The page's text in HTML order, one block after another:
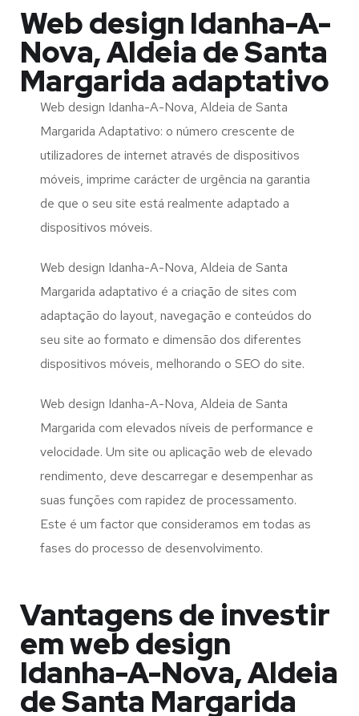
Web design Idanha-A-
Nova, Aldeia de Santa
Margarida adaptativo
Web design Idanha-A-Nova, Aldeia de Santa
Margarida Adaptativo: o número crescente de
utilizadores de internet através de dispositivos
móveis, imprime carácter de urgência na garantia
de que o seu site está realmente adaptado a
dispositivos móveis.
Web design Idanha-A-Nova, Aldeia de Santa
Margarida adaptativo é a criação de sites com
adaptação do layout, navegação e conteúdos do
seu site ao formato e dimensão dos diferentes
dispositivos móveis, melhorando o SEO do site.
Web design Idanha-A-Nova, Aldeia de Santa
Margarida com elevados níveis de performance e
velocidade. Um site ou aplicação web de elevado
rendimento, deve descarregar e desempenhar as
suas funções com rapidez de processamento.
Este é um factor que consideramos em todas as
fases do processo de desenvolvimento.
Vantagens de investir
em web design
Idanha-A-Nova, Aldeia
de Santa Margarida